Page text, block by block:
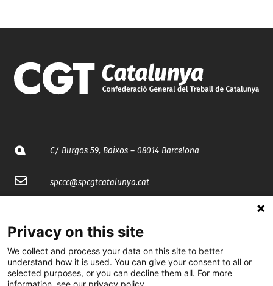
C/ Burgos 59, Baixos – 08014 Barcelona
spccc@spcgtcatalunya.cat
@CGTCatalunya
cgtcatalunya
Privacy on this site
We collect and process your data on this site to better
understand how it is used. You can give your consent to all or
selected purposes, or you can decline them all. For more
information, see our privacy policy.